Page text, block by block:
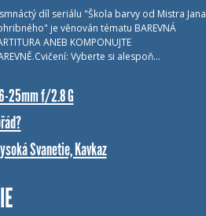
díl seriálu "Škola barvy od Mistra Jana
je věnován tématu BAREVNÁ
ANEB KOMPONUJTE
Vyberte si alespoň…
25mm f/2.8 G
Svanetie, Kavkaz